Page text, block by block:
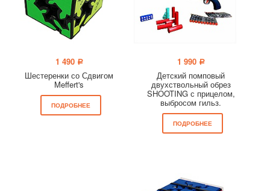
1 490 a
Шестеренки со Сдвигом
Meffert's
ПОДРОБНЕЕ
1 990 a
Детский помповый
двухствольный обрез
SHOOTING с прицелом,
выбросом гильз.
ПОДРОБНЕЕ